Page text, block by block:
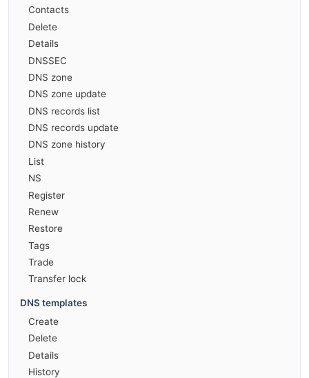
Contacts
Delete
Details
DNSSEC
DNS zone
DNS zone update
DNS records list
DNS records update
DNS zone history
List
NS
Register
Renew
Restore
Tags
Trade
Transfer lock
DNS templates
Create
Delete
Details
History